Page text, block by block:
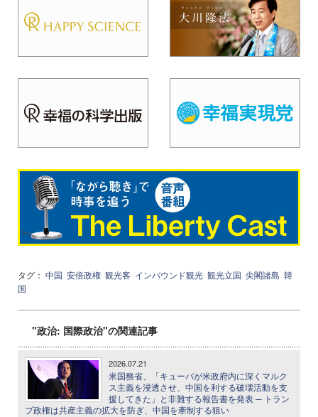
タグ： 中国 安倍政権 観光客 インバウンド観光 観光立国 尖閣諸島 韓
国
"政治: 国際政治"の関連記事
2026.07.21
米国務省、「キューバが米政府内に深くマルク
ス主義を浸透させ、中国を利する破壊活動を支
援してきた」と非難する報告書を発表 ─ トラン
プ政権は共産主義の拡大を防ぎ、中国を牽制する狙い